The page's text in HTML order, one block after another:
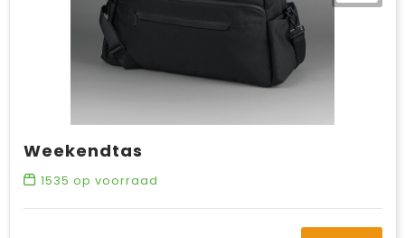
Weekendtas
1535 op voorraad